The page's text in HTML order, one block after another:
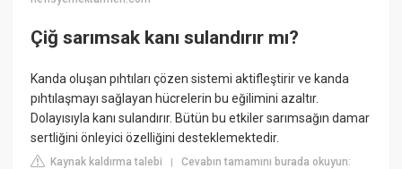
Çiğ sarımsak kanı sulandırır mı?
Kanda oluşan pıhtıları çözen sistemi aktifleştirir ve kanda
pıhtılaşmayı sağlayan hücrelerin bu eğilimini azaltır.
Dolayısıyla kanı sulandırır. Bütün bu etkiler sarımsağın damar
sertliğini önleyici özelliğini desteklemektedir.
Kaynak kaldırma talebi |Cevabın tamamını burada okuyun: